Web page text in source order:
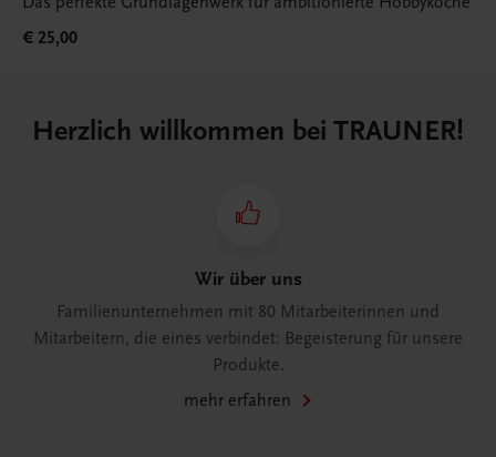
€ 25,00
Herzlich willkommen bei TRAUNER!
Wir über uns
Familienunternehmen mit 80 Mitarbeiterinnen und
Mitarbeitern, die eines verbindet: Begeisterung für unsere
Produkte.
mehr erfahren